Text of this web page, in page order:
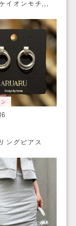
イオンモチ...
ングピアス